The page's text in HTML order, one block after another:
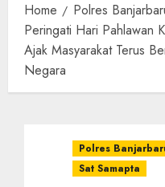
Home
Polres
Peringati Hari Pahlawan
Ajak Masyarakat Terus
Negara
Polres
Sat Samapta